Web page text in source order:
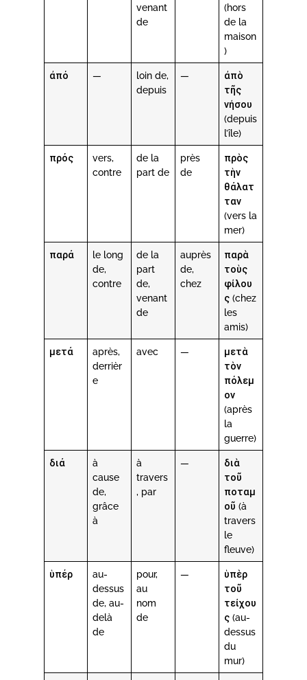
venant
de
(hors
de la
maison
)
ἀπό —
loin de,
depuis
—
ἀπὸ
τῆς
νήσου
(depuis
l’île)
πρός
vers,
contre
de la
part de
près
de
πρὸς
τὴν
θάλατ
ταν
(vers la
mer)
παρά
le long
de,
contre
de la
part
de,
venant
de
auprès
de,
chez
παρὰ
τοὺς
φίλου
ς (chez
les
amis)
μετά
après,
derrièr
e
avec —
μετὰ
τὸν
πόλεμ
ον
(après
la
guerre)
διά
à
cause
de,
grâce
à
à
travers
, par
—
διὰ
τοῦ
ποταμ
οῦ (à
travers
le
fleuve)
ὑπέρ
au-
dessus
de, au-
delà
de
pour,
au
nom
de
—
ὑπὲρ
τοῦ
τείχου
ς (au-
dessus
du
mur)